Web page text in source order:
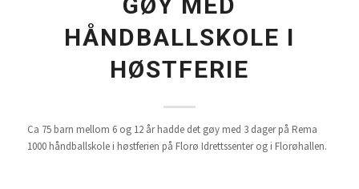
HÅNDBALLSKOLE I
HØSTFERIE
Ca 75 barn mellom 6 og 12 år hadde det gøy med 3 dager på Rema
1000 håndballskole i høstferien på Florø Idrettssenter og i Florøhallen.